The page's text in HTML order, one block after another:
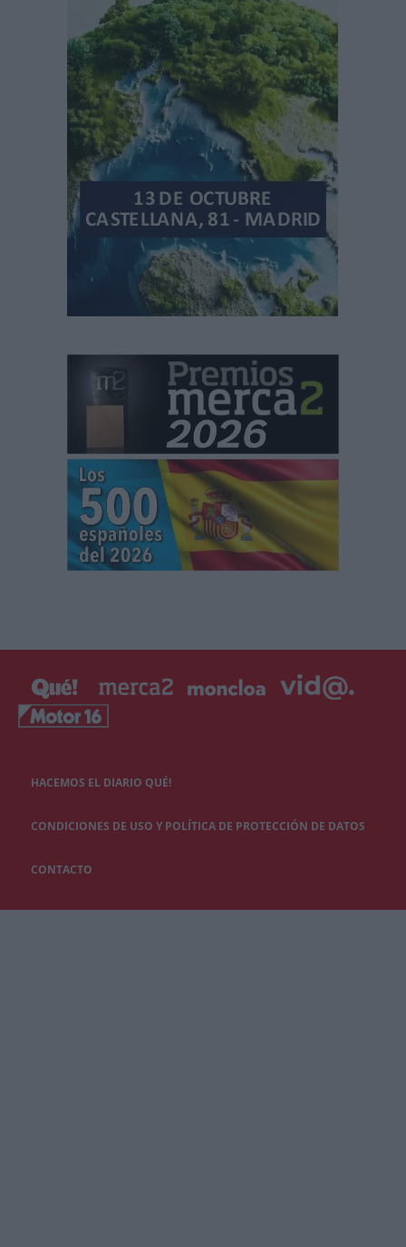
HACEMOS EL DIARIO QUÉ!
CONDICIONES DE USO Y POLÍTICA DE PROTECCIÓN DE DATOS
CONTACTO